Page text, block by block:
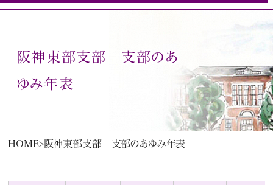
阪神東部支部 支部のあ
ゆみ年表
HOME 阪神東部支部 支部のあゆみ年表